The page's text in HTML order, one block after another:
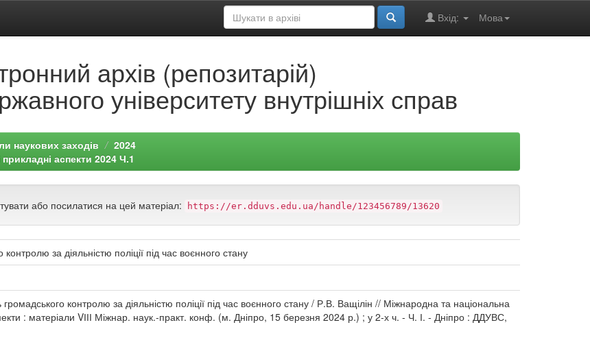
Мова
Вхід:
архів (репозитарій)
університету внутрішніх справ
наукових заходів
2024
аспекти 2024 Ч.1
або посилатися на цей матеріал: https://er.dduvs.edu.ua/handle/123456789/13620
за діяльністю поліції під час воєнного стану
контролю за діяльністю поліції під час воєнного стану / Р.В. Ващілін // Міжнародна та національна
: матеріали VІІІ Міжнар. наук.-практ. конф. (м. Дніпро, 15 березня 2024 р.) ; у 2-х ч. - Ч. І. - Дніпро : ДДУВС,